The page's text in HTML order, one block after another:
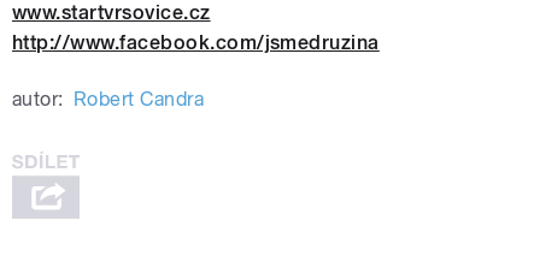
www.startvrsovice.cz
http://www.facebook.com/jsmedruzina
autor: Robert Candra